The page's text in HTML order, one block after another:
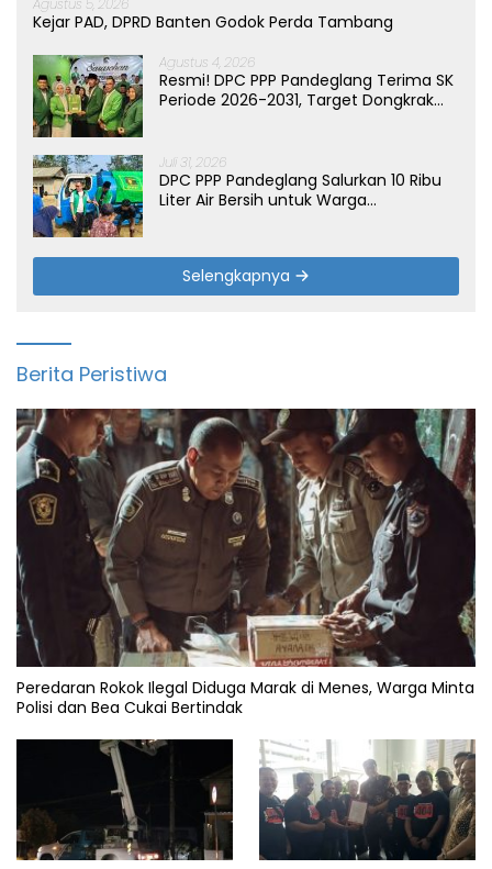
Kejar PAD, DPRD Banten Godok Perda Tambang
Agustus 4, 2026
Resmi! DPC PPP Pandeglang Terima SK
Periode 2026-2031, Target Dongkrak
Juli 31, 2026
DPC PPP Pandeglang Salurkan 10 Ribu
Liter Air Bersih untuk Warga
Selengkapnya
Berita Peristiwa
Peredaran Rokok Ilegal Diduga Marak di Menes, Warga Minta
Polisi dan Bea Cukai Bertindak